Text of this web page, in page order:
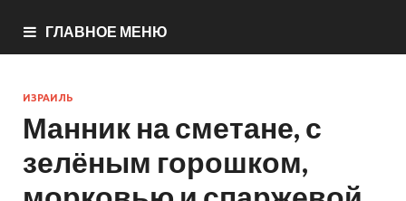
ГЛАВНОЕ МЕНЮ
ИЗРАИЛЬ
Манник на сметане, с
зелёным горошком,